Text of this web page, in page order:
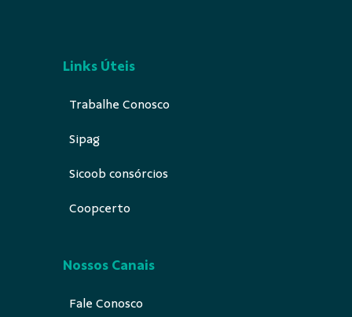
Links Úteis
Trabalhe Conosco
Sipag
Sicoob consórcios
Coopcerto
Nossos Canais
Fale Conosco